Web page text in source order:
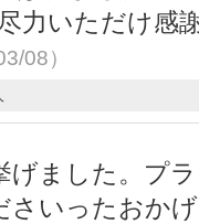
力いただけ感
08）
げました。プ
さいったおか